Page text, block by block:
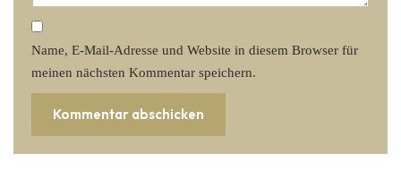
Name, E-Mail-Adresse und Website in diesem Browser für
meinen nächsten Kommentar speichern.